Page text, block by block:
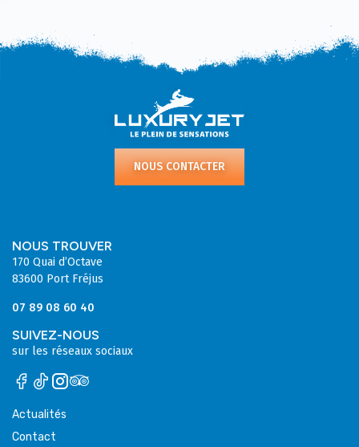
NOUS CONTACTER
NOUS TROUVER
170 Quai d’Octave
83600 Port Fréjus
07 89 08 60 40
SUIVEZ-NOUS
sur les réseaux sociaux
Actualités
Contact